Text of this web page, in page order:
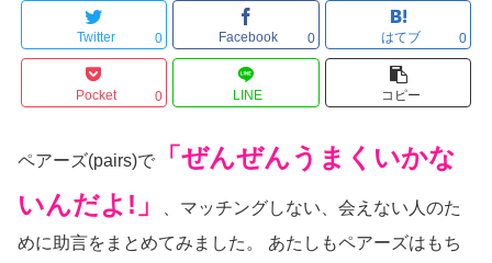
Twitter 0 Facebook 0 はてブ 0
Pocket 0 LINE コピー
ペアーズ(pairs)で
「ぜんぜんうまくいかな
いんだよ!」
、マッチングしない、会えない人のた
めに助言をまとめてみました。 あたしもペアーズはもち